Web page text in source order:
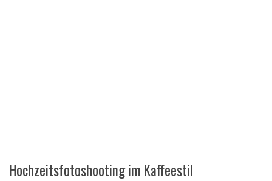
Hochzeitsfotoshooting im Kaffeestil